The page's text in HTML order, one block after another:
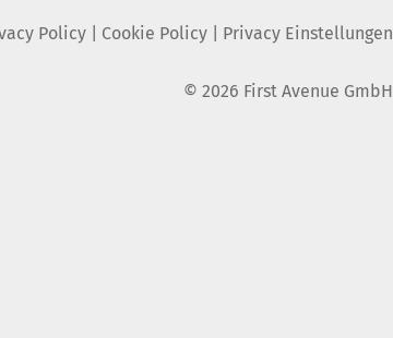
Policy| Cookie Policy| Privacy Einstellungen
© 2026 First Avenue GmbH